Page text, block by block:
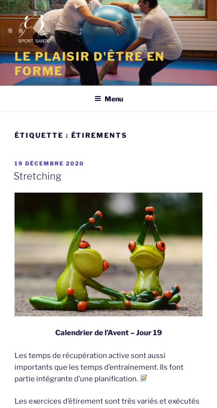
Aller
au
contenu
principal
LE PLAISIR D'ÊTRE EN
FORME
Menu
ÉTIQUETTE : ÉTIREMENTS
PUBLIÉ
LE
19 DÉCEMBRE 2020
Stretching
Calendrier de l’Avent – Jour 19
Les temps de récupération active sont aussi
importants que les temps d’entraînement. Ils font
partie intégrante d’une planification.
Les exercices d’étirement sont très variés et exécutés